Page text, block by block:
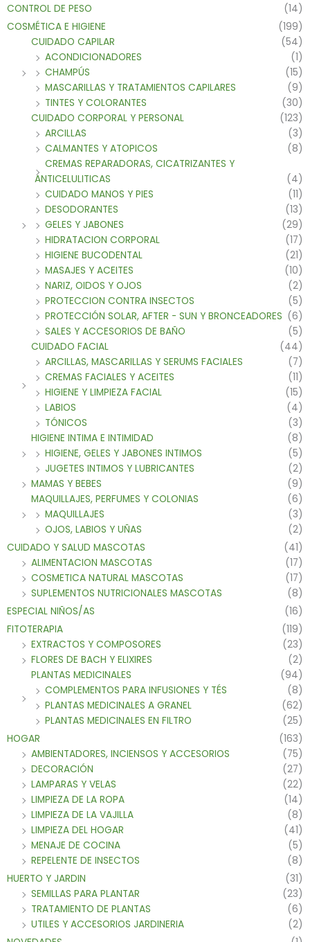
CONTROL DE PESO
(14)
COSMÉTICA E HIGIENE
(199)
CUIDADO CAPILAR
(54)
ACONDICIONADORES
(1)
CHAMPÚS
(15)
MASCARILLAS Y TRATAMIENTOS CAPILARES
(9)
TINTES Y COLORANTES
(30)
CUIDADO CORPORAL Y PERSONAL
(123)
ARCILLAS
(3)
CALMANTES Y ATOPICOS
(8)
CREMAS REPARADORAS, CICATRIZANTES Y
ANTICELULITICAS
(4)
CUIDADO MANOS Y PIES
(11)
DESODORANTES
(13)
GELES Y JABONES
(29)
HIDRATACION CORPORAL
(17)
HIGIENE BUCODENTAL
(21)
MASAJES Y ACEITES
(10)
NARIZ, OIDOS Y OJOS
(2)
PROTECCION CONTRA INSECTOS
(5)
PROTECCIÓN SOLAR, AFTER - SUN Y BRONCEADORES (6)
SALES Y ACCESORIOS DE BAÑO
(5)
CUIDADO FACIAL
(44)
ARCILLAS, MASCARILLAS Y SERUMS FACIALES
(7)
CREMAS FACIALES Y ACEITES
(11)
HIGIENE Y LIMPIEZA FACIAL
(15)
LABIOS
(4)
TÓNICOS
(3)
HIGIENE INTIMA E INTIMIDAD
(8)
HIGIENE, GELES Y JABONES INTIMOS
(5)
JUGETES INTIMOS Y LUBRICANTES
(2)
MAMAS Y BEBES
(9)
MAQUILLAJES, PERFUMES Y COLONIAS
(6)
MAQUILLAJES
(3)
OJOS, LABIOS Y UÑAS
(2)
CUIDADO Y SALUD MASCOTAS
(41)
ALIMENTACION MASCOTAS
(17)
COSMETICA NATURAL MASCOTAS
(17)
SUPLEMENTOS NUTRICIONALES MASCOTAS
(8)
ESPECIAL NIÑOS/AS
(16)
FITOTERAPIA
(119)
EXTRACTOS Y COMPOSORES
(23)
FLORES DE BACH Y ELIXIRES
(2)
PLANTAS MEDICINALES
(94)
COMPLEMENTOS PARA INFUSIONES Y TÉS
(8)
PLANTAS MEDICINALES A GRANEL
(62)
PLANTAS MEDICINALES EN FILTRO
(25)
HOGAR
(163)
AMBIENTADORES, INCIENSOS Y ACCESORIOS
(75)
DECORACIÓN
(27)
LAMPARAS Y VELAS
(22)
LIMPIEZA DE LA ROPA
(14)
LIMPIEZA DE LA VAJILLA
(8)
LIMPIEZA DEL HOGAR
(41)
MENAJE DE COCINA
(5)
REPELENTE DE INSECTOS
(8)
HUERTO Y JARDIN
(31)
SEMILLAS PARA PLANTAR
(23)
TRATAMIENTO DE PLANTAS
(6)
UTILES Y ACCESORIOS JARDINERIA
(2)